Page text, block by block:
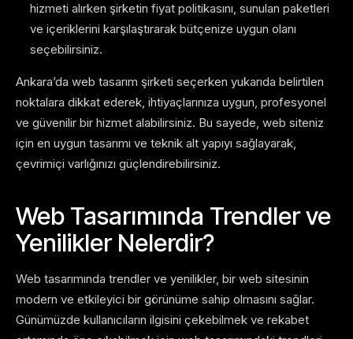
hizmeti alırken şirketin fiyat politikasını, sunulan paketleri
ve içeriklerini karşılaştırarak bütçenize uygun olanı
seçebilirsiniz.
Ankara’da web tasarım şirketi seçerken yukarıda belirtilen
noktalara dikkat ederek, ihtiyaçlarınıza uygun, profesyonel
ve güvenilir bir hizmet alabilirsiniz. Bu sayede, web siteniz
için en uygun tasarımı ve teknik alt yapıyı sağlayarak,
çevrimiçi varlığınızı güçlendirebilirsiniz.
Web Tasarımında Trendler ve
Yenilikler Nelerdir?
Web tasarımında trendler ve yenilikler, bir web sitesinin
modern ve etkileyici bir görünüme sahip olmasını sağlar.
Günümüzde kullanıcıların ilgisini çekebilmek ve rekabet